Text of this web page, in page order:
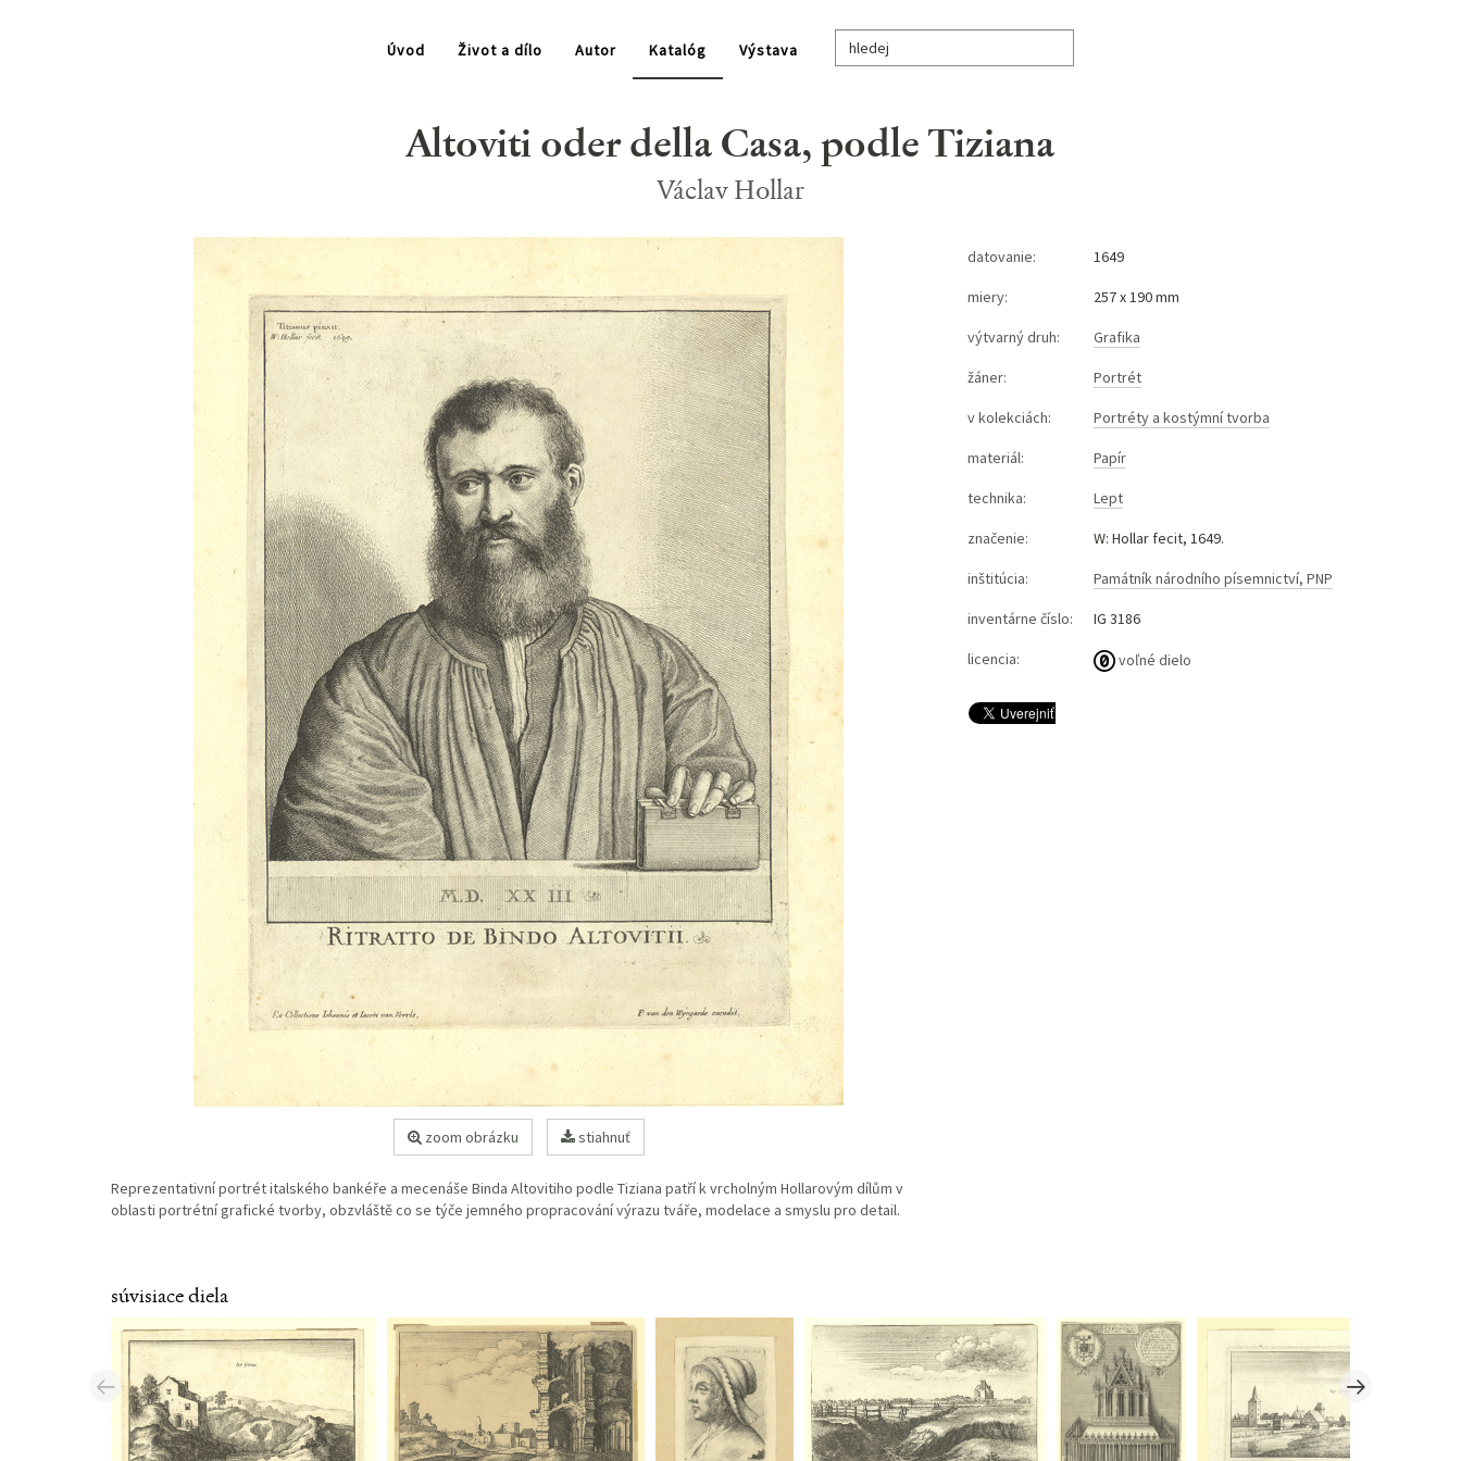
Úvod Život a dílo Autor Katalóg Výstava
Altoviti oder della Casa, podle Tiziana
Václav Hollar
zoom obrázku stiahnuť
Reprezentativní portrét italského bankéře a mecenáše Binda Altovitiho podle Tiziana patří k vrcholným Hollarovým dílům v
oblasti portrétní grafické tvorby, obzvláště co se týče jemného propracování výrazu tváře, modelace a smyslu pro detail.
datovanie: 1649
miery: 257 x 190 mm
výtvarný druh: Grafika
žáner: Portrét
v kolekciách: Portréty a kostýmní tvorba
materiál: Papír
technika: Lept
značenie: W: Hollar fecit, 1649.
inštitúcia: Památník národního písemnictví, PNP
inventárne číslo: IG 3186
licencia: voľné dielo
súvisiace diela